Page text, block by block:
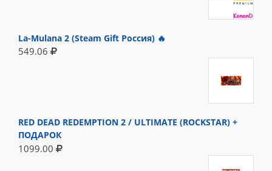
La-Mulana 2 (Steam Gift Россия) 🔥
549.06
RED DEAD REDEMPTION 2 / ULTIMATE (ROCKSTAR) +
ПОДАРОК
1099.00